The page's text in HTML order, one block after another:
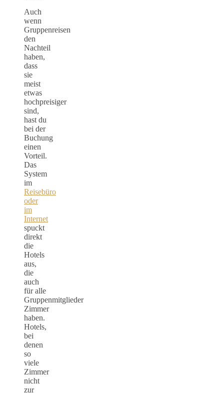
Auch
wenn
Gruppenreisen
den
Nachteil
haben,
dass
sie
meist
etwas
hochpreisiger
sind,
hast du
bei der
Buchung
einen
Vorteil.
Das
System
im
Reisebüro
oder
im
Internet
spuckt
direkt
die
Hotels
aus,
die
auch
für alle
Gruppenmitglieder
Zimmer
haben.
Hotels,
bei
denen
so
viele
Zimmer
nicht
zur